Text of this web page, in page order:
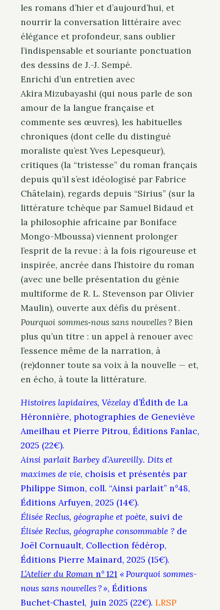
les romans d’hier et d’aujourd’hui, et
nourrir la conversation littéraire avec
élégance et profondeur, sans oublier
l’indispensable et souriante ponctuation
des dessins de J.-J. Sempé.
Enrichi d’un entretien avec
Akira Mizubayashi (qui nous parle de son
amour de la langue française et
commente ses œuvres), les habituelles
chroniques (dont celle du distingué
moraliste qu’est Yves Lepesqueur),
critiques (la “tristesse” du roman français
depuis qu’il s’est idéologisé par Fabrice
Châtelain), regards depuis “Sirius” (sur la
littérature tchèque par Samuel Bidaud et
la philosophie africaine par Boniface
Mongo-Mboussa) viennent prolonger
l’esprit de la revue : à la fois rigoureuse et
inspirée, ancrée dans l’histoire du roman
(avec une belle présentation du génie
multiforme de R. L. Stevenson par Olivier
Maulin), ouverte aux défis du présent .
Pourquoi sommes‑nous sans nouvelles ? Bien
plus qu’un titre : un appel à renouer avec
l’essence même de la narration, à
(re)donner toute sa voix à la nouvelle — et,
en écho, à toute la littérature.
Histoires lapidaires, Vézelay d’Édith de La
Héronnière, photographies de Geneviève
Ameilhau et Pierre Pitrou, Éditions Fanlac,
2025 (22€).
Ainsi parlait Barbey d’Aurevilly. Dits et
maximes de vie, choisis et présentés par
Philippe Simon, coll. “Ainsi parlait” n°48,
Éditions Arfuyen, 2025 (14€).
Élisée Reclus, géographe et poète, suivi de
Élisée Reclus, géographe consommable ? de
Joël Cornuault, Collection fédérop,
Éditions Pierre Mainard, 2025 (15€).
L’Atelier du Roman n° 121 « Pourquoi sommes-
nous sans nouvelles ? », Éditions
Buchet‑Chastel, juin 2025 (22€). LRSP